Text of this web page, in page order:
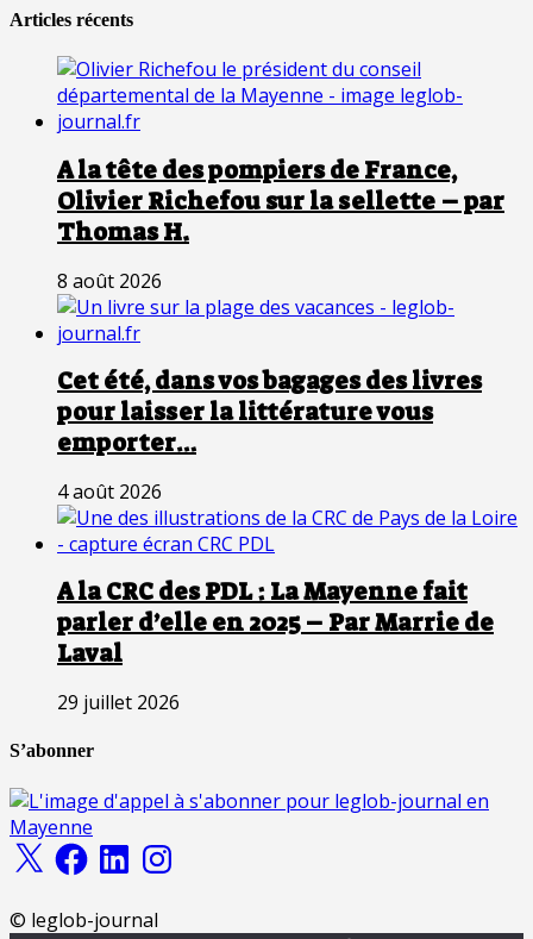
Articles récents
A la tête des pompiers de France,
Olivier Richefou sur la sellette – par
Thomas H.
8 août 2026
Cet été, dans vos bagages des livres
pour laisser la littérature vous
emporter…
4 août 2026
A la CRC des PDL : La Mayenne fait
parler d’elle en 2025 – Par Marrie de
Laval
29 juillet 2026
S’abonner
X FacebookLinkedInInstagram
© leglob-journal